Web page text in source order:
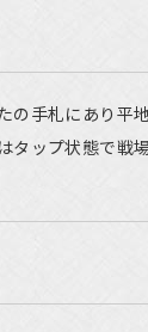
の手札にあり平
ップ状態で戦場